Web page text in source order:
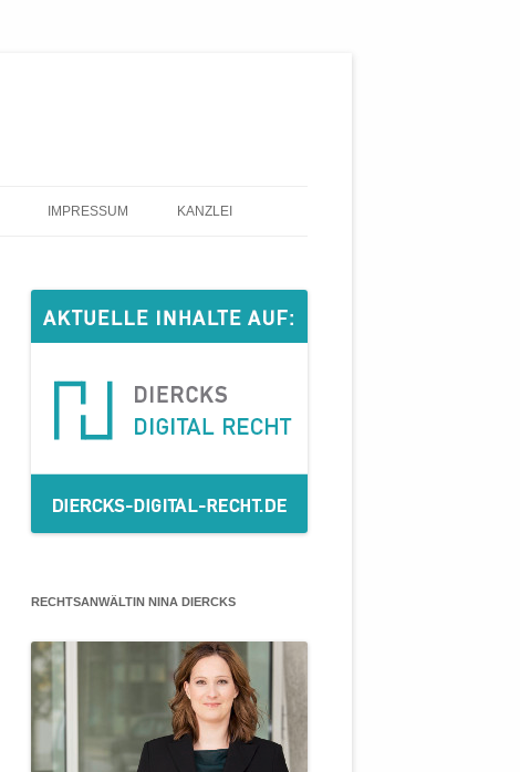
IMPRESSUM KANZLEI
RECHTSANWÄLTIN NINA DIERCKS